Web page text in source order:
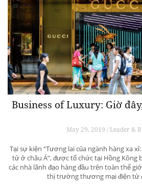
Business of Luxury: Giờ
May 29, 2019 / Leader &
Tại sự kiện “Tương lai của ngành hàng xa
tử ở châu Á”, được tổ chức tại Hồng Kông
các nhà lãnh đạo hàng đầu trên toàn thế
thị trường thương mại điện tử